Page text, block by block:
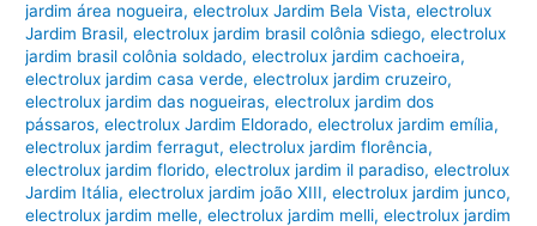
jardim área nogueira,electrolux Jardim Bela Vista,electrolux
Jardim Brasil,electrolux jardim brasil colônia sdiego,electrolux
jardim brasil colônia soldado,electrolux jardim cachoeira,
electrolux jardim casa verde,electrolux jardim cruzeiro,
electrolux jardim das nogueiras,electrolux jardim dos
pássaros,electrolux Jardim Eldorado,electrolux jardim emília,
electrolux jardim ferragut,electrolux jardim florência,
electrolux jardim florido,electrolux jardim il paradiso,electrolux
Jardim Itália,electrolux jardim joão XIII,electrolux jardim junco,
electrolux jardim melle,electrolux jardim melli,electrolux jardim